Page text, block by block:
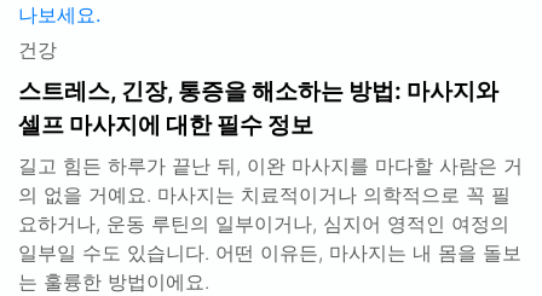
건강
스트레스, 긴장, 통증을 해소하는 방법: 마사지와
셀프 마사지에 대한 필수 정보
길고 힘든 하루가 끝난 뒤, 이완 마사지를 마다할 사람은 거
의 없을 거예요. 마사지는 치료적이거나 의학적으로 꼭 필
요하거나, 운동 루틴의 일부이거나, 심지어 영적인 여정의
일부일 수도 있습니다. 어떤 이유든, 마사지는 내 몸을 돌보
는 훌륭한 방법이에요.